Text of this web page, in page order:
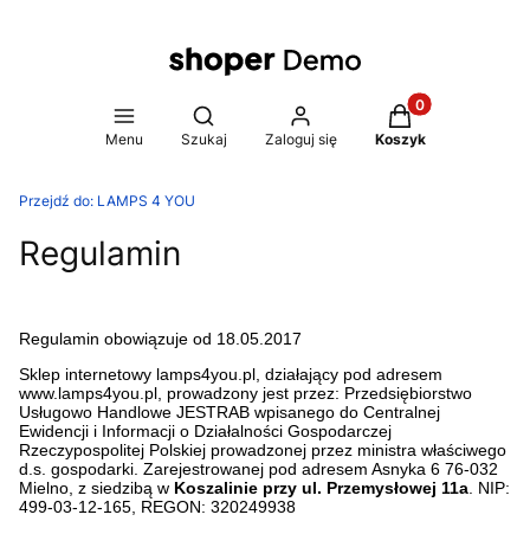
Menu
Otwórz wyszukiwarkę
Szukaj Zaloguj się
Produkty w
Koszyk
Przejdź do: LAMPS 4 YOU
Regulamin
Regulamin obowiązuje od 18.05.2017
Sklep internetowy lamps4you.pl, działający pod adresem
www.lamps4you.pl, prowadzony jest przez: Przedsiębiorstwo
Usługowo Handlowe JESTRAB wpisanego do Centralnej
Ewidencji i Informacji o Działalności Gospodarczej
Rzeczypospolitej Polskiej prowadzonej przez ministra właściwego
d.s. gospodarki. Zarejestrowanej pod adresem Asnyka 6 76-032
Mielno, z siedzibą w Koszalinie przy ul. Przemysłowej 11a . NIP:
499-03-12-165, REGON: 320249938